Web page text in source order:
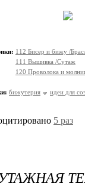
112 Бисер и бижу /
111 Вышивка /Сутаж
120 Проволока и
бижутерия идеи для
5 раз